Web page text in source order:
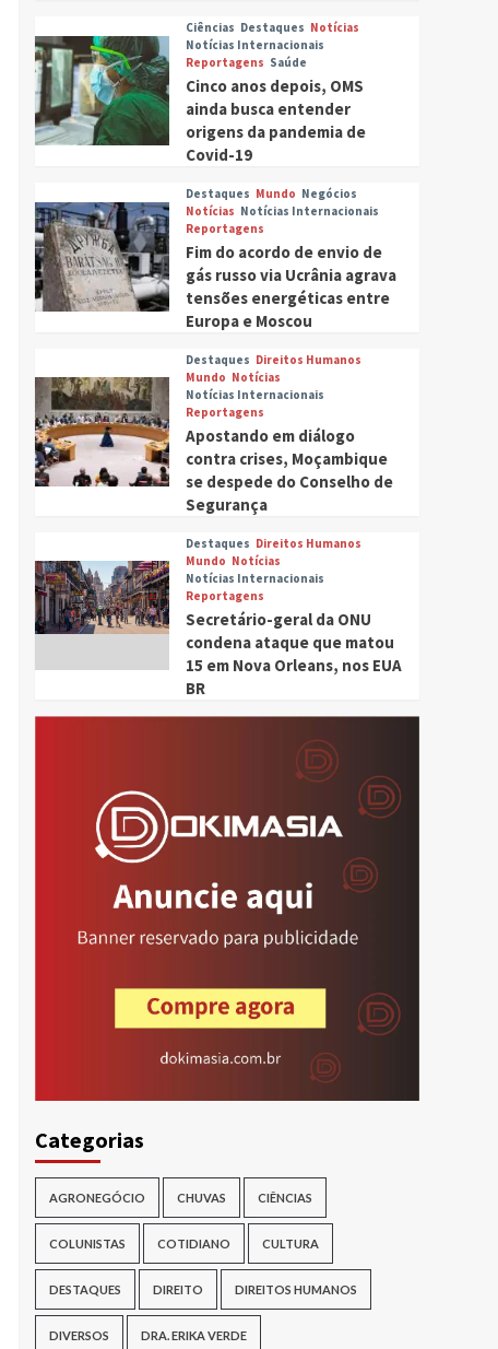
Ciências Destaques Notícias
Notícias Internacionais
Reportagens Saúde
Cinco anos depois, OMS
ainda busca entender
origens da pandemia de
Covid-19
Destaques Mundo Negócios
Notícias Notícias Internacionais
Reportagens
Fim do acordo de envio de
gás russo via Ucrânia agrava
tensões energéticas entre
Europa e Moscou
Destaques Direitos Humanos
Mundo Notícias
Notícias Internacionais
Reportagens
Apostando em diálogo
contra crises, Moçambique
se despede do Conselho de
Segurança
Destaques Direitos Humanos
Mundo Notícias
Notícias Internacionais
Reportagens
Secretário-geral da ONU
condena ataque que matou
15 em Nova Orleans, nos EUA
BR
Categorias
AGRONEGÓCIO CHUVAS CIÊNCIAS
COLUNISTAS COTIDIANO CULTURA
DESTAQUES DIREITO DIREITOS HUMANOS
DIVERSOS DRA. ERIKA VERDE